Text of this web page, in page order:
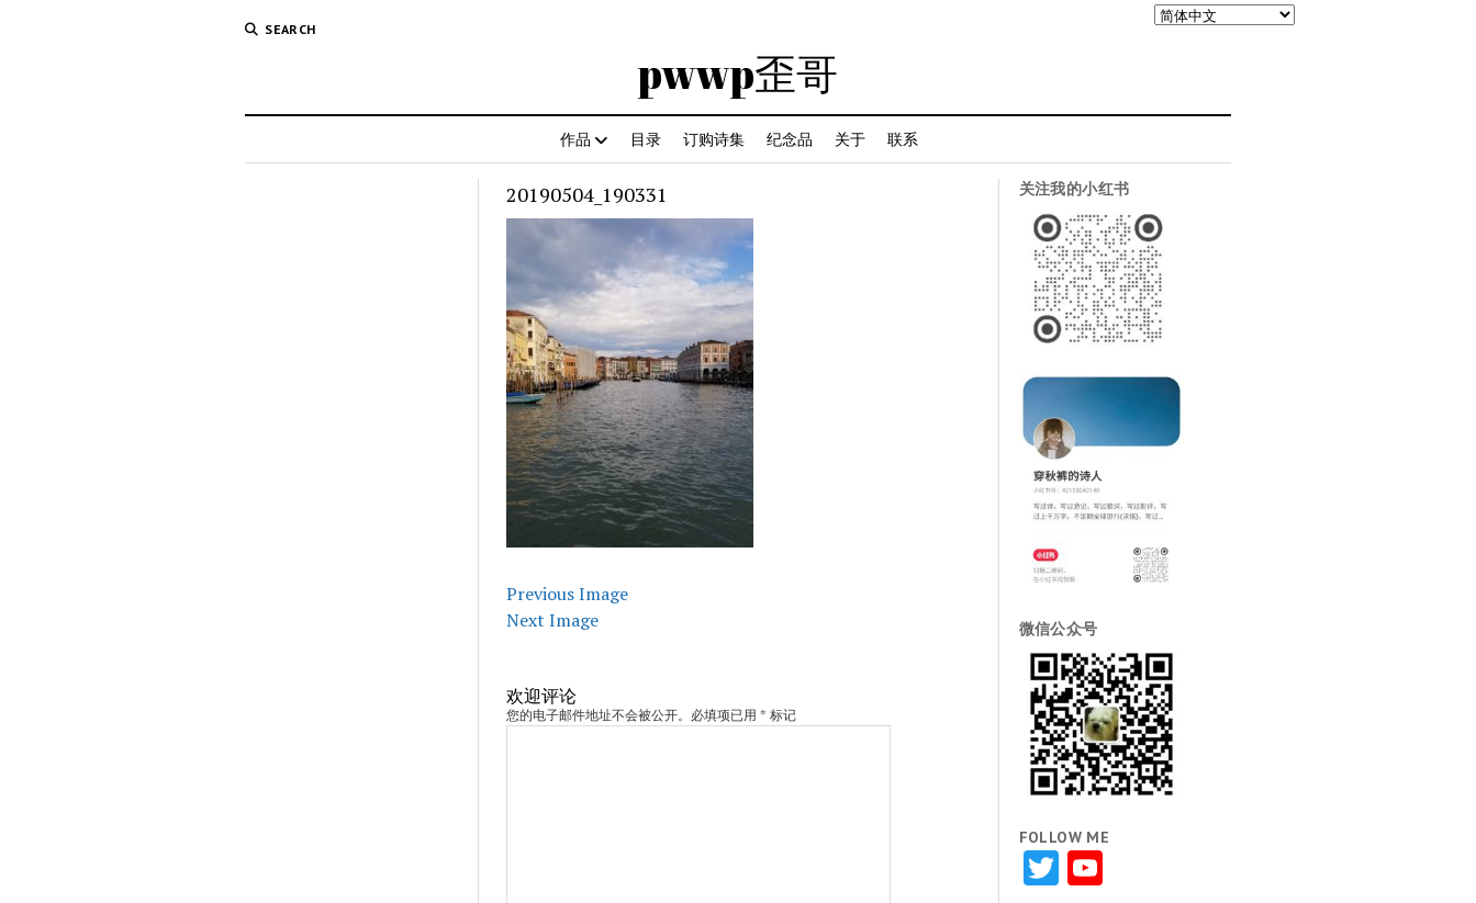
SEARCH
pwwp歪哥
作品 目录 订购诗集 纪念品 关于 联系
20190504_190331
Previous Image
Next Image
欢迎评论
您的电子邮件地址不会被公开。必填项已用 * 标记
关注我的小红书
微信公众号
FOLLOW ME
TwitterYouTube